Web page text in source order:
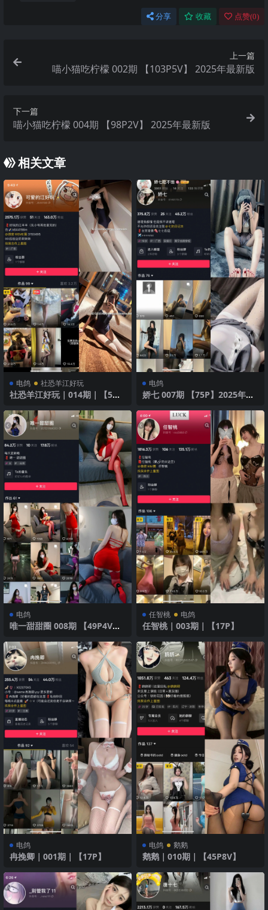
分享 收藏 点赞(0)
上一篇
喵小猫吃柠檬 002期 【103P5V】 2025年最新版
下一篇
喵小猫吃柠檬 004期 【98P2V】 2025年最新版
相关文章
电鸽 社恐羊江好玩
社恐羊江好玩｜014期｜【5
电鸽
娇七 007期 【75P】2025年最
电鸽
唯一甜甜圈 008期 【49P4V】2
任智桃 电鸽
任智桃｜003期｜【17P】
电鸽
冉挽卿｜001期｜【17P】
电鸽 鹅鹅
鹅鹅｜010期｜【45P8V】